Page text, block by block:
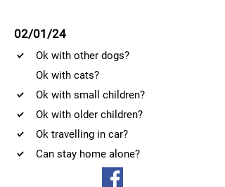
02/01/24
Ok with other dogs?
Ok with cats?
Ok with small children?
Ok with older children?
Ok travelling in car?
Can stay home alone?